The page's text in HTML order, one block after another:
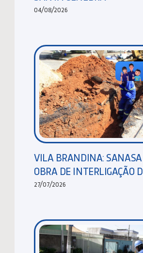
04/08/2026
VILA BRANDINA: SANASA
OBRA DE INTERLIGAÇÃO
27/07/2026